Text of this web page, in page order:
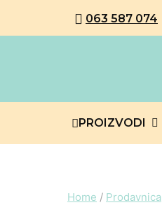
063 587 074
PROIZVODI
Home / Prodavnica